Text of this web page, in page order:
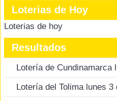
Loterias de Hoy
Loterias de hoy
Resultados
Lotería de Cundinamarca
Lotería del Tolima lunes 3